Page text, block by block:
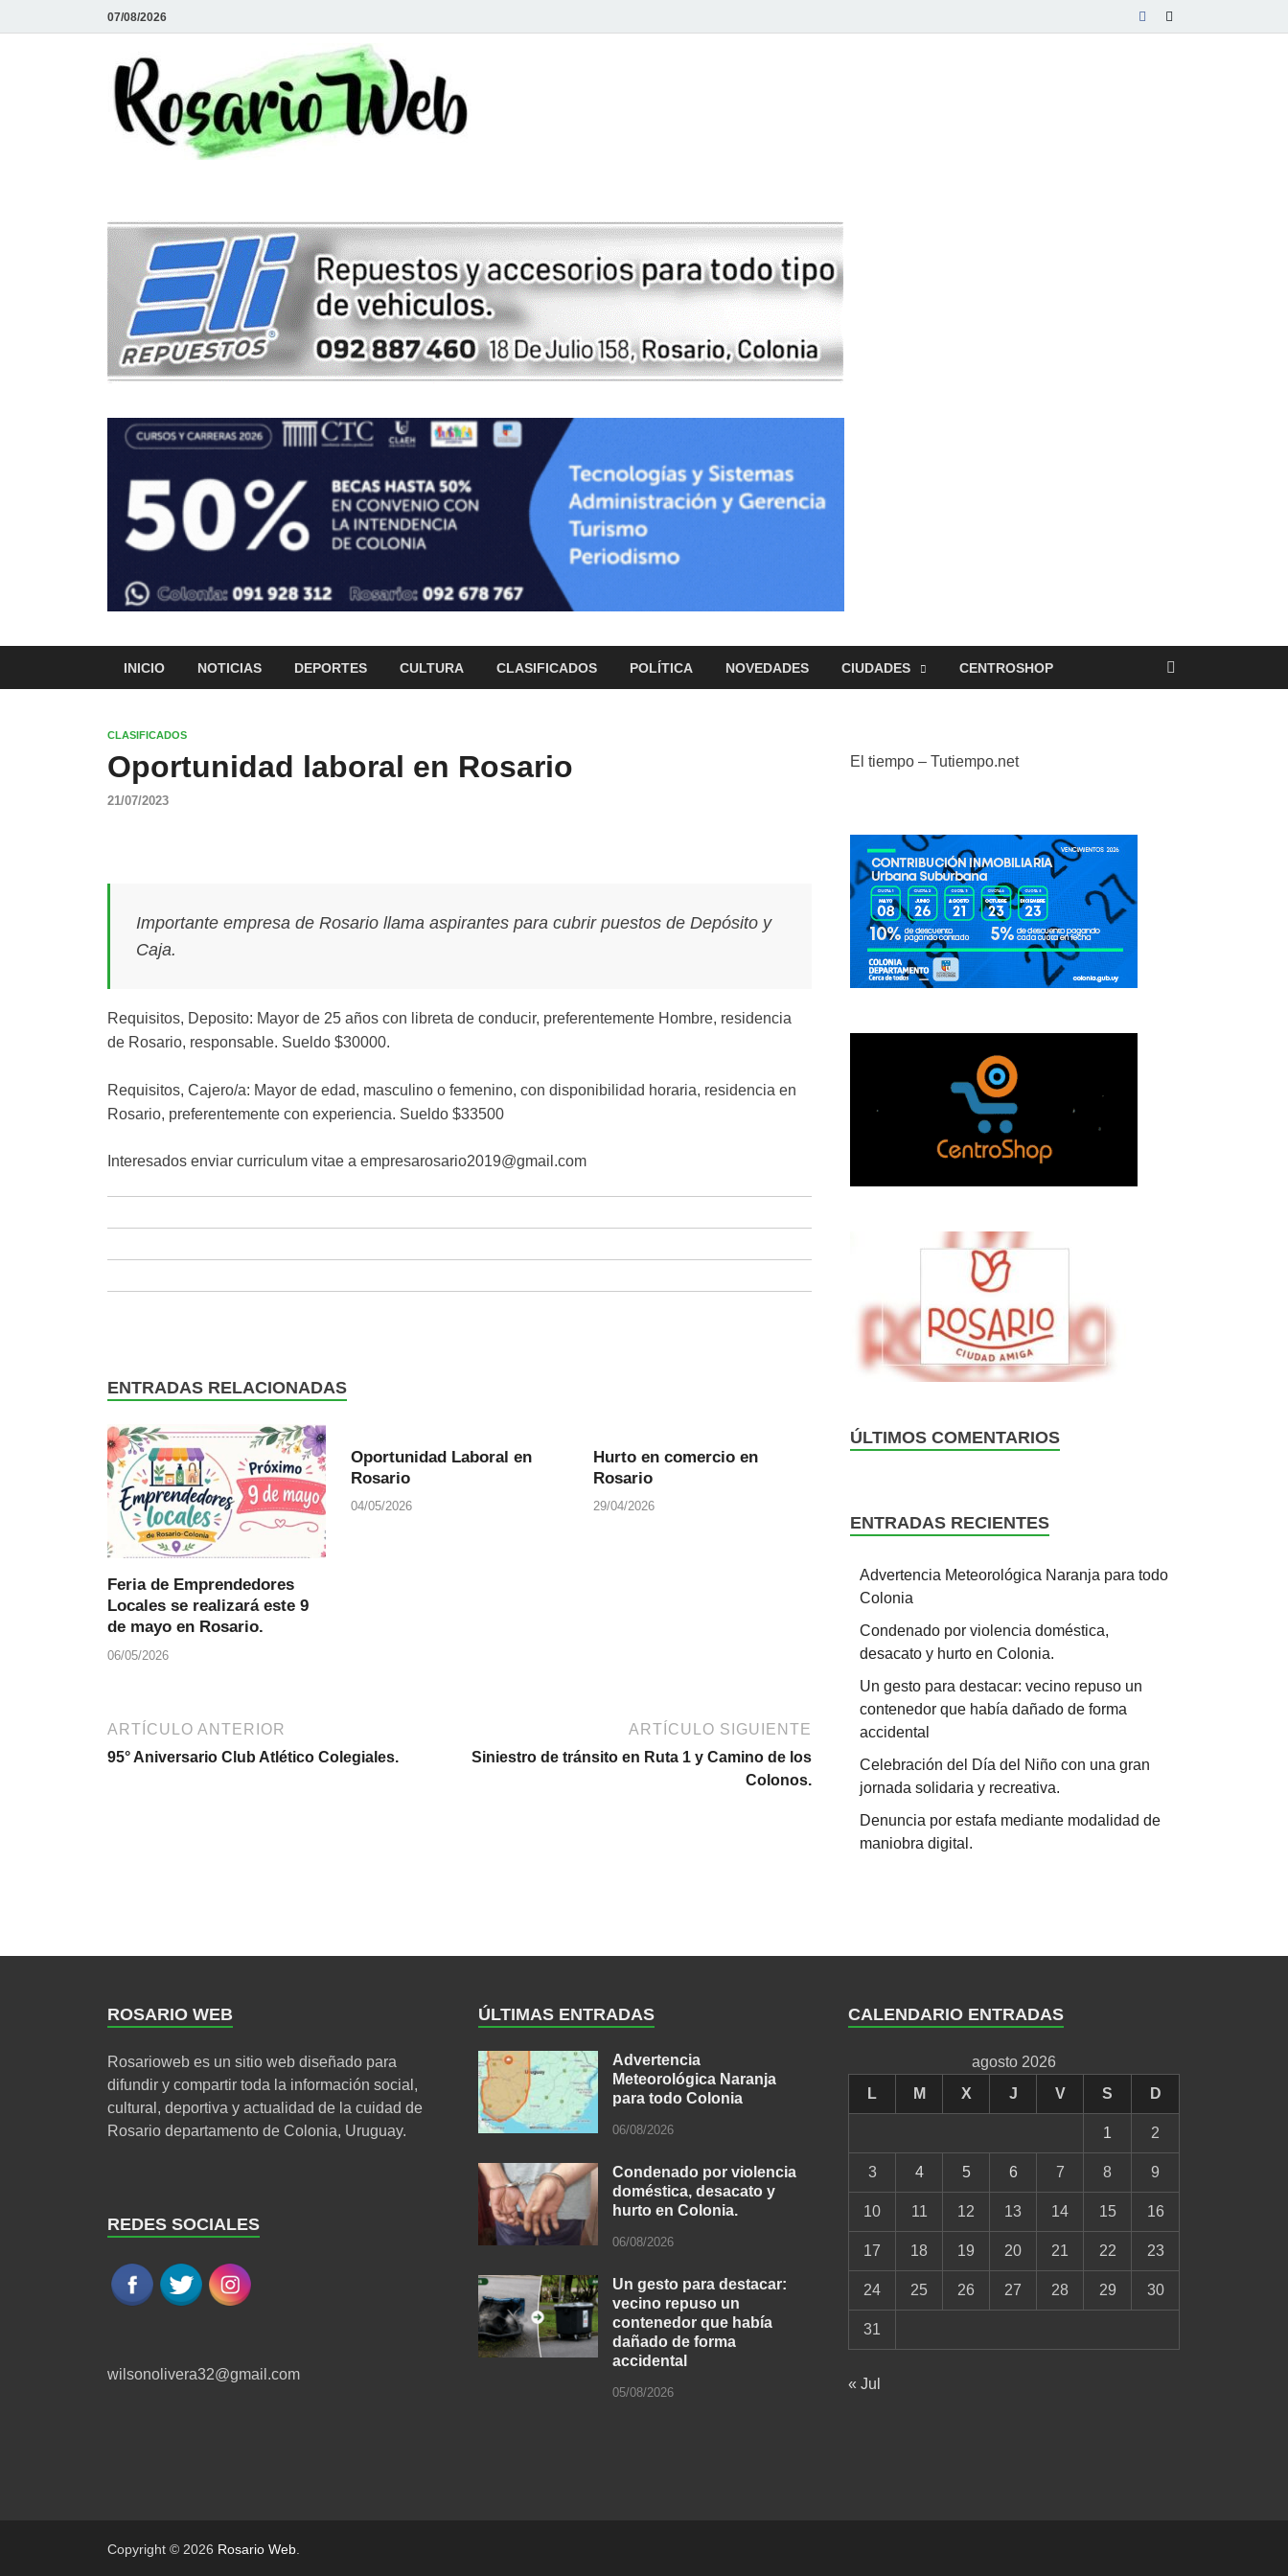
07/08/2026
INICIO NOTICIAS DEPORTES CULTURA CLASIFICADOS POLÍTICA NOVEDADES CIUDADES CENTROSHOP
CLASIFICADOS
Oportunidad laboral en Rosario
21/07/2023
Importante empresa de Rosario llama aspirantes para cubrir puestos de Depósito y
Caja.
Requisitos, Deposito: Mayor de 25 años con libreta de conducir, preferentemente Hombre, residencia
de Rosario, responsable. Sueldo $30000.
Requisitos, Cajero/a: Mayor de edad, masculino o femenino, con disponibilidad horaria, residencia en
Rosario, preferentemente con experiencia. Sueldo $33500
Interesados enviar curriculum vitae a empresarosario2019@gmail.com
ENTRADAS RELACIONADAS
Feria de Emprendedores
Locales se realizará este 9
de mayo en Rosario.
06/05/2026
Oportunidad Laboral en
Rosario
04/05/2026
Hurto en comercio en
Rosario
29/04/2026
ARTÍCULO ANTERIOR
95° Aniversario Club Atlético Colegiales.
ARTÍCULO SIGUIENTE
Siniestro de tránsito en Ruta 1 y Camino de los
Colonos.
El tiempo – Tutiempo.net
ÚLTIMOS COMENTARIOS
ENTRADAS RECIENTES
Advertencia Meteorológica Naranja para todo
Colonia
Condenado por violencia doméstica,
desacato y hurto en Colonia.
Un gesto para destacar: vecino repuso un
contenedor que había dañado de forma
accidental
Celebración del Día del Niño con una gran
jornada solidaria y recreativa.
Denuncia por estafa mediante modalidad de
maniobra digital.
ROSARIO WEB
Rosarioweb es un sitio web diseñado para
difundir y compartir toda la información social,
cultural, deportiva y actualidad de la cuidad de
Rosario departamento de Colonia, Uruguay.
REDES SOCIALES
wilsonolivera32@gmail.com
ÚLTIMAS ENTRADAS
Advertencia
Meteorológica Naranja
para todo Colonia
06/08/2026
Condenado por violencia
doméstica, desacato y
hurto en Colonia.
06/08/2026
Un gesto para destacar:
vecino repuso un
contenedor que había
dañado de forma
accidental
05/08/2026
CALENDARIO ENTRADAS
agosto 2026
L
M X J V S D
1 2
3 4 5 6 7 8 9
10 11 12 13 14 15 16
17 18 19 20 21 22 23
24 25 26 27 28 29 30
31
« Jul
Copyright © 2026 Rosario Web